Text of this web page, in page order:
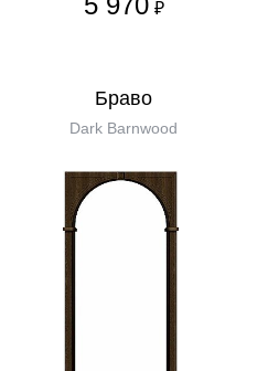
₽
Бравo
Dark Barnwood